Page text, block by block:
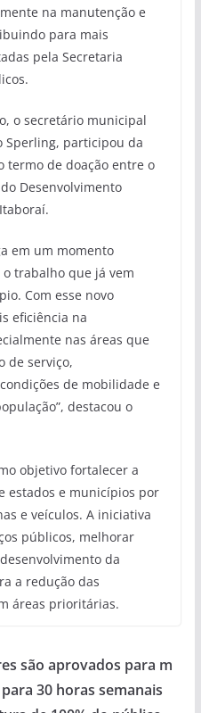
na manutenção e
para mais
pela Secretaria
o secretário municipal
Sperling, participou da
termo de doação entre o
Desenvolvimento
em um momento
trabalho que já vem
Com esse novo
eficiência na
nas áreas que
de serviço,
de mobilidade e
destacou o
objetivo fortalecer a
estados e municípios por
e veículos. A iniciativa
públicos, melhorar
da
a redução das
áreas prioritárias.
são aprovados para m
30 horas semanais